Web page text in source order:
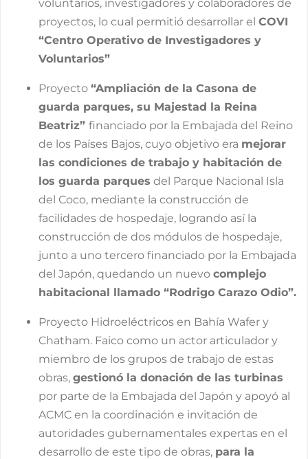
voluntarios, investigadores y colaboradores de
proyectos, lo cual permitió desarrollar el COVI
“Centro Operativo de Investigadores y
Voluntarios”
Proyecto “Ampliación de la Casona de
guarda parques, su Majestad la Reina
Beatriz” financiado por la Embajada del Reino
de los Países Bajos, cuyo objetivo era mejorar
las condiciones de trabajo y habitación de
los guarda parques del Parque Nacional Isla
del Coco, mediante la construcción de
facilidades de hospedaje, logrando así la
construcción de dos módulos de hospedaje,
junto a uno tercero financiado por la Embajada
del Japón, quedando un nuevo complejo
habitacional llamado “Rodrigo Carazo Odio”.
Proyecto Hidroeléctricos en Bahía Wafer y
Chatham. Faico como un actor articulador y
miembro de los grupos de trabajo de estas
obras, gestionó la donación de las turbinas
por parte de la Embajada del Japón y apoyó al
ACMC en la coordinación e invitación de
autoridades gubernamentales expertas en el
desarrollo de este tipo de obras, para la